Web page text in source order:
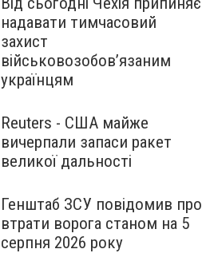
надавати тимчасовий
захист
військовозобов’язаним
українцям
Reuters - США майже
вичерпали запаси ракет
великої дальності
Генштаб ЗСУ повідомив про
втрати ворога станом на 5
серпня 2026 року